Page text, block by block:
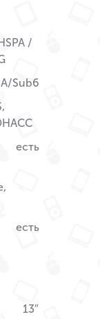
/
Sub6
есть
есть
13″